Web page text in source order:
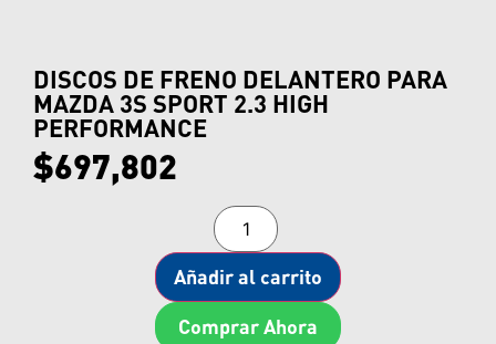
DISCOS DE FRENO DELANTERO PARA
MAZDA 3S SPORT 2.3 HIGH
PERFORMANCE
$697,802
Añadir al carrito
Comprar Ahora